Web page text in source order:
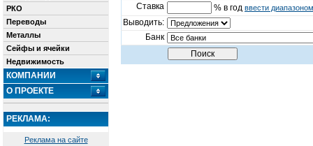
РКО
Переводы
Металлы
Сейфы и ячейки
Недвижимость
КОМПАНИИ
О ПРОЕКТЕ
РЕКЛАМА:
Реклама на сайте
Ставка % в год ввести диапазоном
Выводить:
Банк